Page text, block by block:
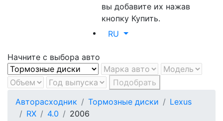
вы добавите их нажав
кнопку Купить.
RU
Начните с выбора авто
Подобрать
Авторасходник
Тормозные диски
Lexus
RX
4.0 2006